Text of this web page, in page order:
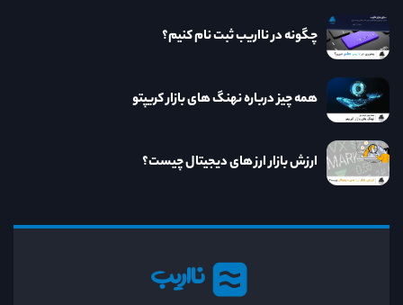
نااریب
چگونه در نااریب ثبت نام کنیم؟
همه چیز درباره نهنگ های بازار کریپتو
ارزش بازار ارز های دیجیتال چیست؟